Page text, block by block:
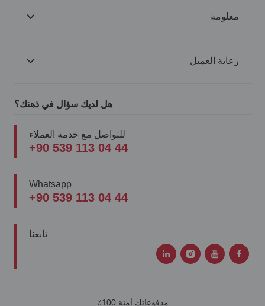
معلومة
رعاية العميل
هل لديك سؤال في ذهنك؟
للتواصل مع خدمة العملاء
+90 539 113 04 44
Whatsapp
+90 539 113 04 44
تابعنا
مدفوعاتك آمنة 100٪